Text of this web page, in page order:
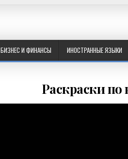
БИЗНЕС И ФИНАНСЫ ИНОСТРАННЫЕ ЯЗЫКИ
Раскраски по